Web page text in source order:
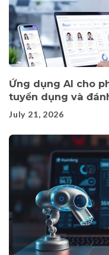
Ứng dụng AI cho
tuyển dụng và
July 21, 2026